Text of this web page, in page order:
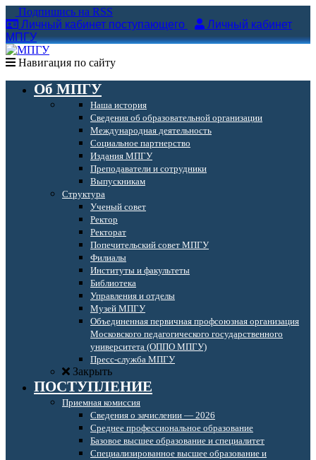
Подпишись на RSS
Личный кабинет поступающего
Личный кабинет
МПГУ
Навигация по сайту
Об МПГУ
Наша история
Сведения об образовательной организации
Международная деятельность
Социальное партнерство
Издания МПГУ
Преподаватели и сотрудники
Выпускникам
Структура
Ученый совет
Ректор
Ректорат
Попечительский совет МПГУ
Филиалы
Институты и факультеты
Библиотека
Управления и отделы
Музей МПГУ
Объединенная первичная профсоюзная организация
Московского педагогического государственного
университета (ОППО МПГУ)
Пресс-служба МПГУ
Закрыть
ПОСТУПЛЕНИЕ
Приемная комиссия
Сведения о зачислении — 2026
Среднее профессиональное образование
Базовое высшее образование и специалитет
Специализированное высшее образование и